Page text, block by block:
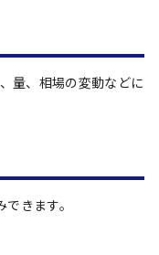
量、相場の変動などに
きます。